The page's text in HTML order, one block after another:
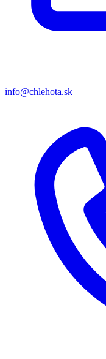
info@chlehota.sk